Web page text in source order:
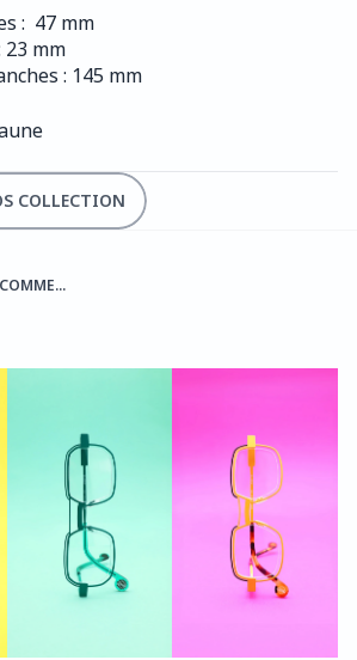
:  47 mm
mm
: 145 mm
COLLECTION